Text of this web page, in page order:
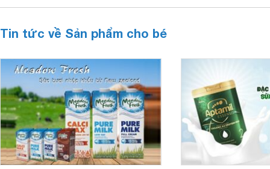
Tin tức về Sản phẩm cho bé